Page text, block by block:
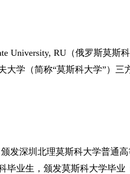
University, RU （俄罗斯莫斯
学（简称“莫斯科大学”）三
发深圳北理莫斯科大学普通
业生，颁发莫斯科大学毕业